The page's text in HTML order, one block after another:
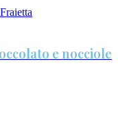
e nocciole